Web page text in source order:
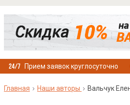
Прием заявок круглосуточно
Главная Наши авторы Вальчук